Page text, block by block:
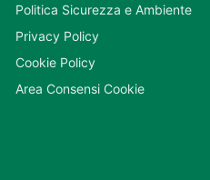
Politica Sicurezza e Ambiente
Privacy Policy
Cookie Policy
Area Consensi Cookie